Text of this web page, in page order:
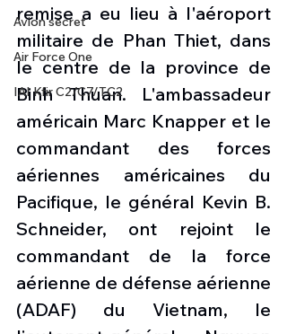
Avion secret
Air Force One
IAI Kfir C2/C7/TC2
remise a eu lieu à l'aéroport
militaire de Phan Thiet, dans
le centre de la province de
Binh Thuan. L'ambassadeur
américain Marc Knapper et le
commandant des forces
aériennes américaines du
Pacifique, le général Kevin B.
Schneider, ont rejoint le
commandant de la force
aérienne de défense aérienne
(ADAF) du Vietnam, le